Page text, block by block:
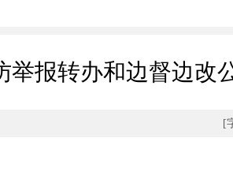
报转办和边督边改
[